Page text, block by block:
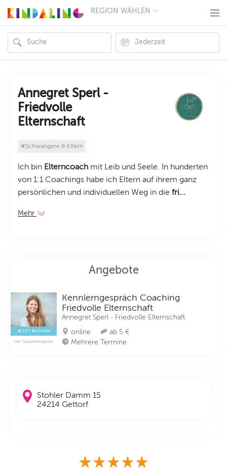
REGION WÄHLEN
MÜNCHEN
HAMBURG
FRANKFURT
KÖLN
ESSEN
HANNOVER
REGIONEN
Annegret Sperl -
Friedvolle
Elternschaft
#Schwangere & Eltern
Ich bin Elterncoach mit Leib und Seele. In hunderten
von 1:1 Coachings habe ich Eltern auf ihrem ganz
persönlichen und individuellen Weg in die fri...
Mehr
Angebote
JETZT BUCHEN
mit Gutscheinoption
Kennlerngespräch Coaching
Friedvolle Elternschaft
Annegret Sperl - Friedvolle Elternschaft
online
ab 5 €
Mehrere Termine
Stohler Damm 15
24214 Gettorf